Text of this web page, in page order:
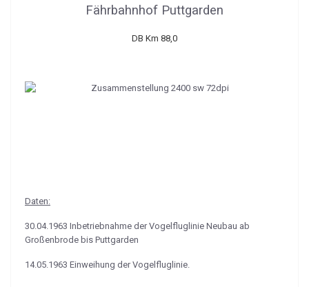
Fährbahnhof Puttgarden
DB Km 88,0
Daten:
30.04.1963 Inbetriebnahme der Vogelfluglinie Neubau ab
Großenbrode bis Puttgarden
14.05.1963 Einweihung der Vogelfluglinie.